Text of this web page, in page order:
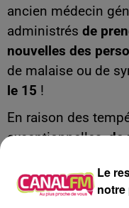
ancien médecin
administrés de
nouvelles des
de malaise ou de
le 15 !
En raison des
exceptionnelles,de
structures
horaires d’ouverture
pour les ouvriers
Le
notre